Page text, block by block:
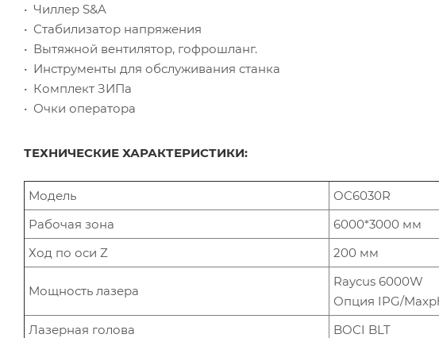
• Чиллер S&A
• Стабилизатор напряжения
• Вытяжной вентилятор, гофрошланг.
• Инструменты для обслуживания станка
• Комплект ЗИПа
• Очки оператора
ТЕХНИЧЕСКИЕ ХАРАКТЕРИСТИКИ:
Модель
OC6030R
Рабочая зона
6000*3000 мм
Ход по оси Z
200 мм
Мощность лазера
Raycus 6000W
Опция IPG/
Лазерная голова
BOCI BLT